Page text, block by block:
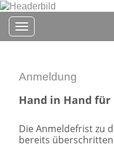
Toggle navigation
Anmeldung
Hand in Hand
Die Anmeldefrist zu
bereits